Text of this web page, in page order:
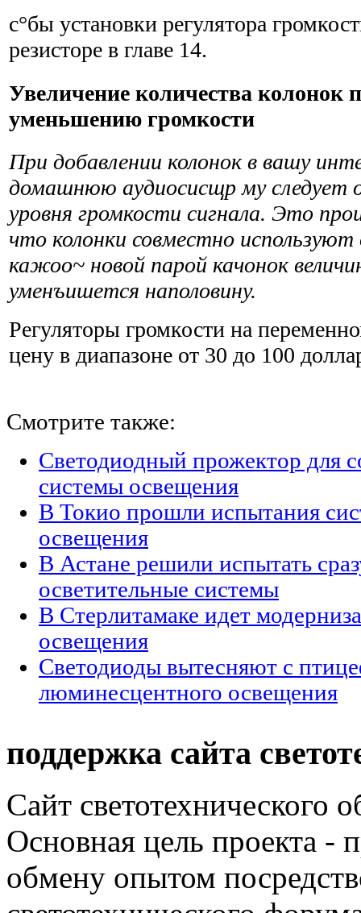
с°бы установки регулятора
резисторе в главе 14.
Увеличение количества колонок
уменьшению громкости
При добавлении колонок в вашу
домашнюю аудиосисщр му
уровня громкости сигнала. Это
что колонки совместно используют
кажоо~ новой парой качонок
уменъишется наполовину.
Регуляторы громкости на
цену в диапазоне от 30 до 100
Смотрите также:
Светодиодный прожектор для
системы освещения
В Токио прошли испытания
освещения
В Астане решили испытать
осветительные системы
В Стерлитамаке идет
освещения
Светодиоды вытесняют c
люминесцентного освещения
поддержка сайта
Сайт светотехнического
Основная цель проекта -
обмену опытом